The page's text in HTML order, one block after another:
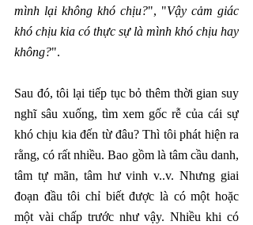
mình lại không khó chịu?", "Vậy cảm giác
khó chịu kia có thực sự là mình khó chịu hay
không?".
Sau đó, tôi lại tiếp tục bỏ thêm thời gian suy
nghĩ sâu xuống, tìm xem gốc rễ của cái sự
khó chịu kia đến từ đâu? Thì tôi phát hiện ra
rằng, có rất nhiều. Bao gồm là tâm cầu danh,
tâm tự mãn, tâm hư vinh v..v. Nhưng giai
đoạn đầu tôi chỉ biết được là có một hoặc
một vài chấp trước như vậy. Nhiều khi có